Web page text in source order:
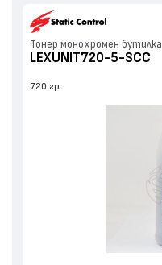
Тонер монохромен бутилка
LEXUNIT720-5-SCC
720 гр.